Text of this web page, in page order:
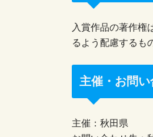
入賞作品の著作権
るよう配慮するも
主催・お問
主催：秋田県